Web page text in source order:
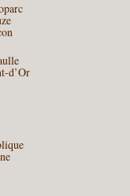
d’Or